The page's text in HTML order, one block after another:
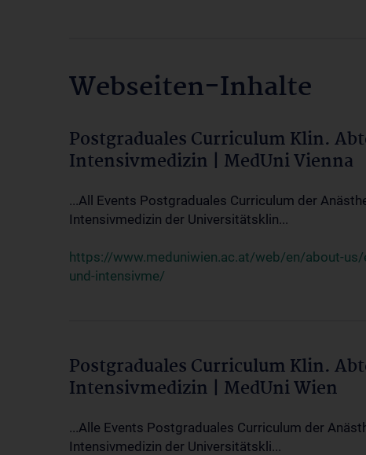
Webseiten-Inhalte
Postgraduales Curriculum Klin.
Intensivmedizin | MedUni Vienna
...All Events Postgraduales Curriculum der
Intensivmedizin der Universitätsklin...
https://www.meduniwien.ac.at/web/en/about-
und-intensivme/
Postgraduales Curriculum Klin.
Intensivmedizin | MedUni Wien
...Alle Events Postgraduales Curriculum der
Intensivmedizin der Universitätskli...